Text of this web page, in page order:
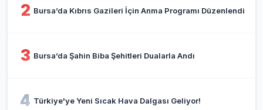
2 Bursa’da Kıbrıs Gazileri İçin Anma Programı Düzenlendi
3 Bursa’da Şahin Biba Şehitleri Dualarla Andı
4 Türkiye'ye Yeni Sıcak Hava Dalgası Geliyor!